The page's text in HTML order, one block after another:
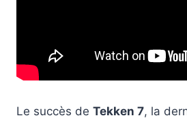
Le succès de Tekken 7, la